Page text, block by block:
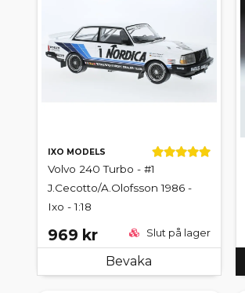
IXO MODELS
Volvo 240 Turbo - #1
J.Cecotto/A.Olofsson 1986 -
Ixo - 1:18
969 kr Slut på lager
Bevaka